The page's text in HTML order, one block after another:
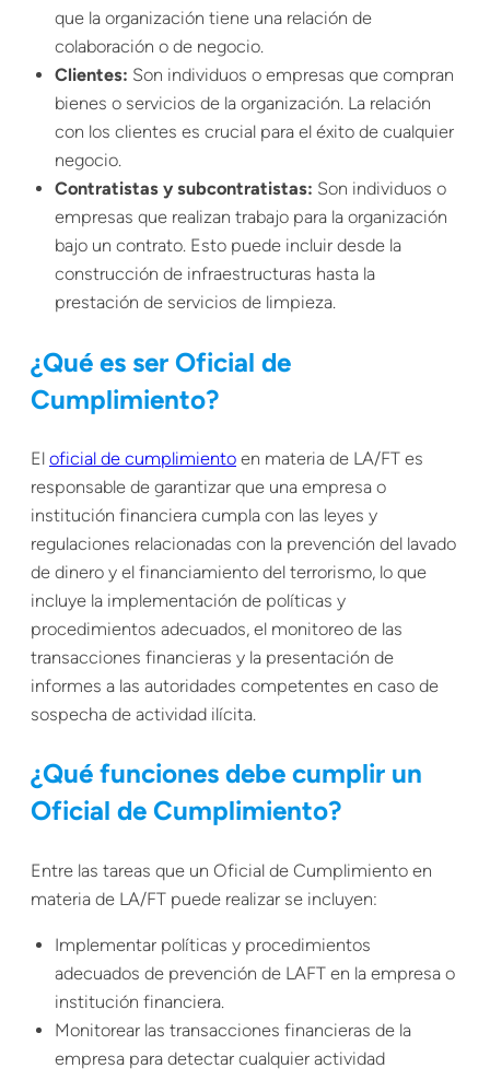
que la organización tiene una relación de
colaboración o de negocio.
Clientes: Son individuos o empresas que compran
bienes o servicios de la organización. La relación
con los clientes es crucial para el éxito de cualquier
negocio.
Contratistas y subcontratistas: Son individuos o
empresas que realizan trabajo para la organización
bajo un contrato. Esto puede incluir desde la
construcción de infraestructuras hasta la
prestación de servicios de limpieza.
¿Qué es ser Oficial de
Cumplimiento?
El oficial de cumplimiento en materia de LA/FT es
responsable de garantizar que una empresa o
institución financiera cumpla con las leyes y
regulaciones relacionadas con la prevención del lavado
de dinero y el financiamiento del terrorismo, lo que
incluye la implementación de políticas y
procedimientos adecuados, el monitoreo de las
transacciones financieras y la presentación de
informes a las autoridades competentes en caso de
sospecha de actividad ilícita.
¿Qué funciones debe cumplir un
Oficial de Cumplimiento?
Entre las tareas que un Oficial de Cumplimiento en
materia de LA/FT puede realizar se incluyen:
Implementar políticas y procedimientos
adecuados de prevención de LAFT en la empresa o
institución financiera.
Monitorear las transacciones financieras de la
empresa para detectar cualquier actividad